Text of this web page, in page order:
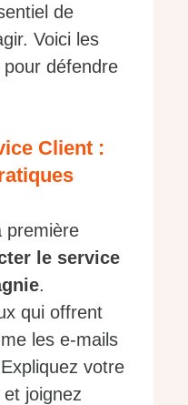
de
Voici les
défendre
Client :
première
le service
.
qui offrent
les e-mails
votre
joignez